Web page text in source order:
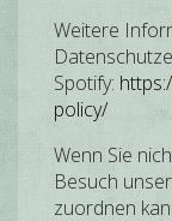
Weitere
Spotify:
policy/
Wenn Sie
Besuch
zuordnen